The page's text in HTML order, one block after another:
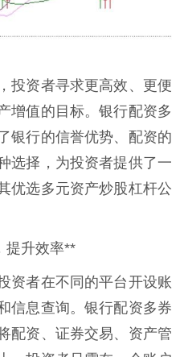
投资者寻求更高效、更便
增值的目标。银行配资多
银行的信誉优势、配资的
选择，为投资者提供了一
优选多元资产炒股杠杆公
提升效率**
资者在不同的平台开设账
信息查询。银行配资多券
配资、证券交易、资产管